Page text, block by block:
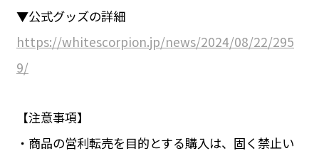
▼公式グッズの詳細
https://whitescorpion.jp/news/2024/08/22/295
9/
【注意事項】
・商品の営利転売を目的とする購入は、固く禁止い